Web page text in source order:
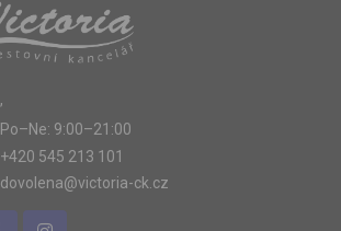
,
Po–Ne: 9:00–21:00
+420 545 213 101
dovolena@victoria-ck.cz